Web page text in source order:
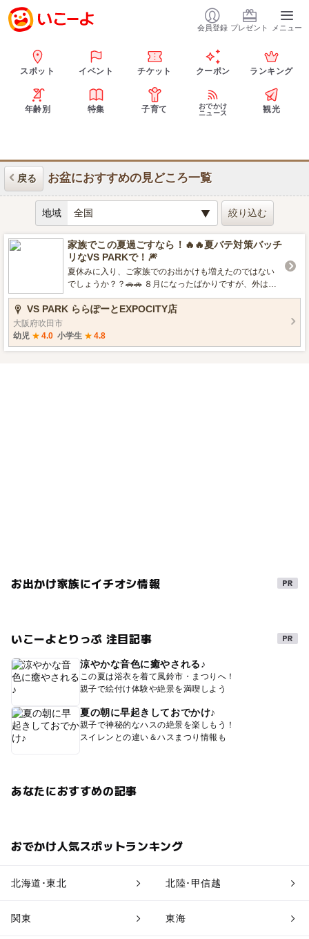
会員登録 プレゼント メニュー
スポット イベント チケット クーポン ランキング
年齢別 特集 子育て
おでかけ
ニュース
観光
戻る お盆におすすめの見どころ一覧
地域
家族でこの夏過ごすなら！🔥🔥夏バテ対策バッチ
リなVS PARKで！🎆
夏休みに入り、ご家族でのお出かけも増えたのではない
でしょうか？？🚗🚗 ８月になったばかりですが、外は暑
くて日差しが気になりますよね…💦💥 そんなあなたに！
日焼けや熱中症対策バッチリなVS PARKがおすすめ✨ 今
っきり遊ぼう！🎆 夏でも楽しめるVS PARKのおすすめポ
イントと家族で遊べるアクティビティをご紹介します！
VS PARK ららぽーとEXPOCITY店
大阪府吹田市
幼児 ★ 4.0 小学生 ★ 4.8
お出かけ家族にイチオシ情報
いこーよとりっぷ 注目記事
涼やかな音色に癒やされる♪
この夏は浴衣を着て風鈴市・まつりへ！
親子で絵付け体験や絶景を満喫しよう
夏の朝に早起きしておでかけ♪
親子で神秘的なハスの絶景を楽しもう！
スイレンとの違い＆ハスまつり情報も
あなたにおすすめの記事
おでかけ人気スポットランキング
北海道･東北 北陸･甲信越
関東 東海